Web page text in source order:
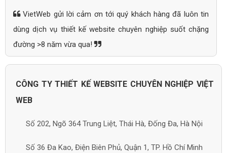
VietWeb gửi lời cảm ơn tới quý khách hàng đã luôn tin
dùng dịch vụ thiết kế website chuyên nghiệp suốt chặng
đường >8 năm vừa qua!
CÔNG TY THIẾT KẾ WEBSITE CHUYÊN NGHIỆP VIỆT
WEB
Số 202, Ngõ 364 Trung Liệt, Thái Hà, Đống Đa, Hà Nội
Số 36 Đa Kao, Điện Biên Phủ, Quận 1, TP. Hồ Chí Minh